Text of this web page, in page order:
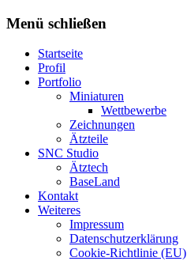
Zum
springen
Menü schließen
Startseite
Profil
Portfolio
Miniaturen
Wettbewerbe
Zeichnungen
Ätzteile
SNC Studio
Ätztech
BaseLand
Kontakt
Weiteres
Impressum
Datenschutzerklärung
Cookie-Richtlinie (EU)